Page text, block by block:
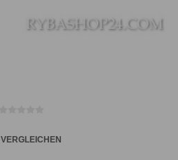
VERGLEICHEN